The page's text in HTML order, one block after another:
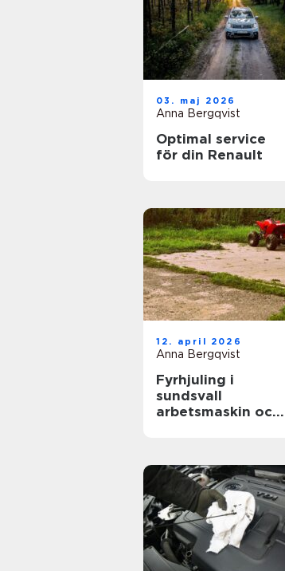
03. maj 2026
Anna Bergqvist
Optimal service
för din Renault
12. april 2026
Anna Bergqvist
Fyrhjuling i
sundsvall
arbetsmaskin och